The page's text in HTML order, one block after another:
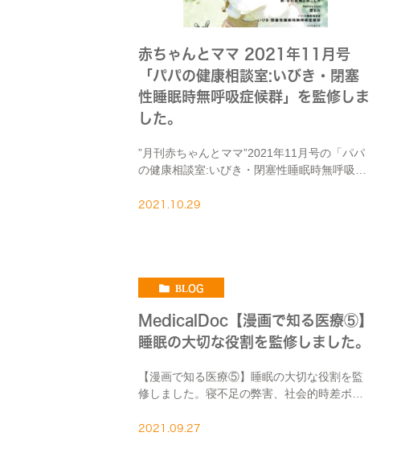
赤ちゃんとママ 2021年11月号
「パパの健康相談室:いびき・閉塞
性睡眠時無呼吸症候群」を監修しま
した。
”月刊赤ちゃんとママ”2021年11月号の「パパ
の健康相談室:いびき・閉塞性睡眠時無呼吸症
ても小顔もいびき・閉塞性睡眠時無呼吸症候
2021.10.29
BLOG
MedicalDoc【漫画で知る医療⑤】
睡眠の大切な役割を監修しました。
【漫画で知る医療⑤】睡眠の大切な役割を監
修しました。寝不足の弊害、社会的時差ボケ
https://medicaldoc.jp/manga_story/ep005/
2021.09.27